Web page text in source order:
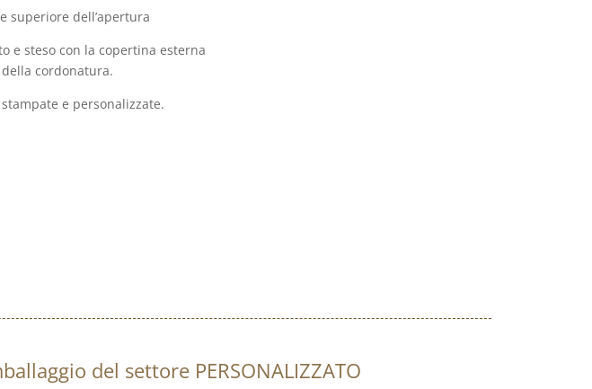
superiore dell’apertura
e steso con la copertina esterna
cordonatura.
e personalizzate.
del settore PERSONALIZZATO